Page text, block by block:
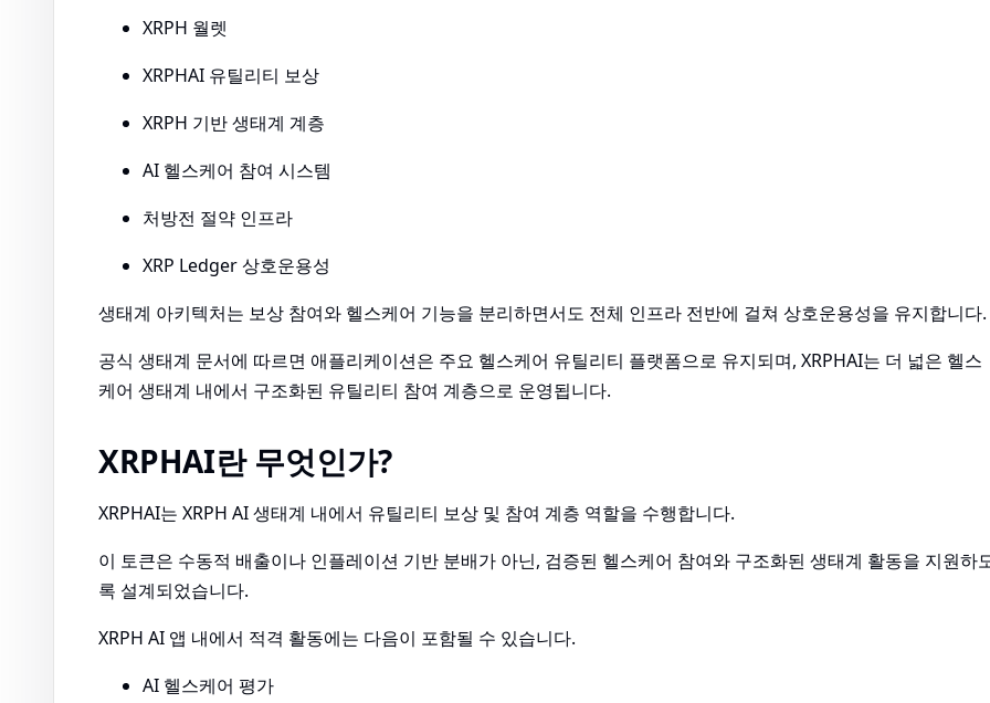
XRPH 월렛
XRPHAI 유틸리티 보상
XRPH 기반 생태계 계층
AI 헬스케어 참여 시스템
처방전 절약 인프라
XRP Ledger 상호운용성
생태계 아키텍처는 보상 참여와 헬스케어 기능을 분리하면서도 전체 인프라 전반에 걸쳐 상호운용성을 유지합니다.
공식 생태계 문서에 따르면 애플리케이션은 주요 헬스케어 유틸리티 플랫폼으로 유지되며, XRPHAI는 더 넓은 헬스
케어 생태계 내에서 구조화된 유틸리티 참여 계층으로 운영됩니다.
XRPHAI란 무엇인가?
XRPHAI는 XRPH AI 생태계 내에서 유틸리티 보상 및 참여 계층 역할을 수행합니다.
이 토큰은 수동적 배출이나 인플레이션 기반 분배가 아닌, 검증된 헬스케어 참여와 구조화된 생태계 활동을 지원하
록 설계되었습니다.
XRPH AI 앱 내에서 적격 활동에는 다음이 포함될 수 있습니다.
AI 헬스케어 평가